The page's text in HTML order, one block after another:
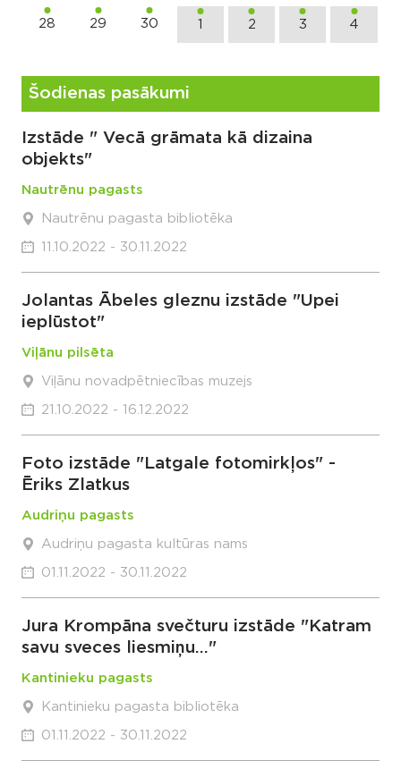
28 29 30 1 2 3 4
Šodienas pasākumi
Izstāde " Vecā grāmata kā dizaina
objekts"
Nautrēnu pagasts
Nautrēnu pagasta bibliotēka
11.10.2022 - 30.11.2022
Jolantas Ābeles gleznu izstāde "Upei
ieplūstot"
Viļānu pilsēta
Viļānu novadpētniecības muzejs
21.10.2022 - 16.12.2022
Foto izstāde "Latgale fotomirkļos" -
Ēriks Zlatkus
Audriņu pagasts
Audriņu pagasta kultūras nams
01.11.2022 - 30.11.2022
Jura Krompāna svečturu izstāde "Katram
savu sveces liesmiņu..."
Kantinieku pagasts
Kantinieku pagasta bibliotēka
01.11.2022 - 30.11.2022